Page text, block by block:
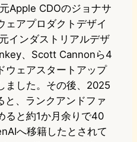
Apple CDOのジョナサ
ェアプロダクトデザイ
インダストリアルデザ
、Scott Cannonら4
ウェアスタートアップ
ました。その後、2025
と、ランクアンドファ
ると約1か月余りで40
へ移籍したとされて